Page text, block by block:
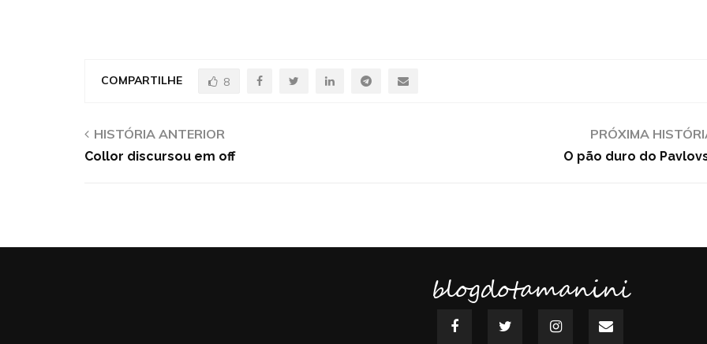
COMPARTILHE 8
HISTÓRIA ANTERIOR
Collor discursou em off
PRÓXIMA
O pão duro do
blogdotamanini